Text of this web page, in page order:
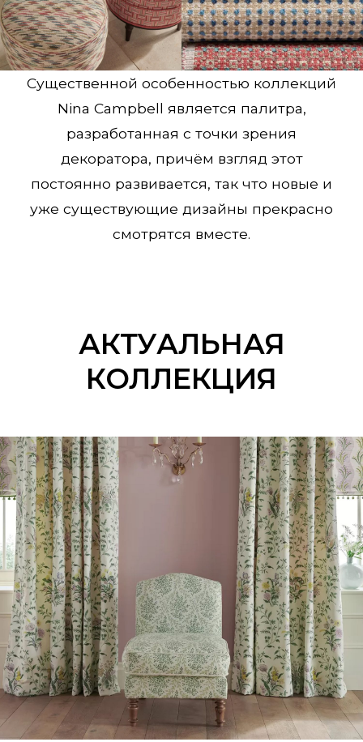
Существенной особенностью коллекций
Nina Campbell является палитра,
разработанная с точки зрения
декоратора, причём взгляд этот
постоянно развивается, так что новые и
уже существующие дизайны прекрасно
смотрятся вместе.
АКТУАЛЬНАЯ
КОЛЛЕКЦИЯ